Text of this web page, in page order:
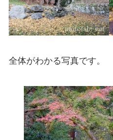
全体がわかる写真です。